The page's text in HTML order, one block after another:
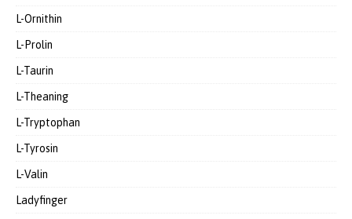
L-Ornithin
L-Prolin
L-Taurin
L-Theaning
L-Tryptophan
L-Tyrosin
L-Valin
Ladyfinger